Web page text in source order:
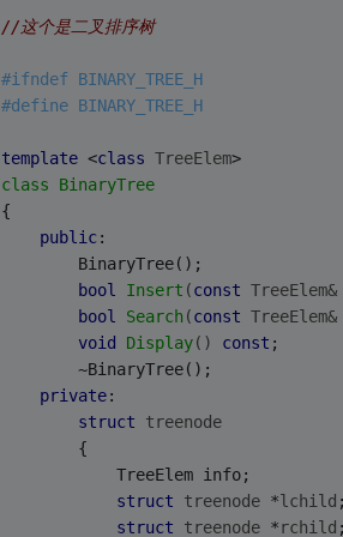
//这个是二叉排序树
#ifndef BINARY_TREE_H
#define BINARY_TREE_H
template <class TreeElem>
class
BinaryTree
{
public:
		BinaryTree();
bool
Insert (const
bool
Search(const
void
Display() const ;
		~BinaryTree();
private:
struct
treenode
		{
			TreeElem info;
struct
treenode *lchild ;
struct
treenode *rchild ;